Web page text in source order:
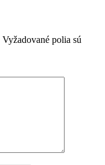
Vyžadované polia sú